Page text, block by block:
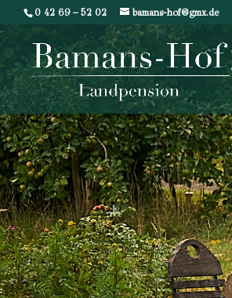
0 42 69 – 52 02 bamans-hof@gmx.de